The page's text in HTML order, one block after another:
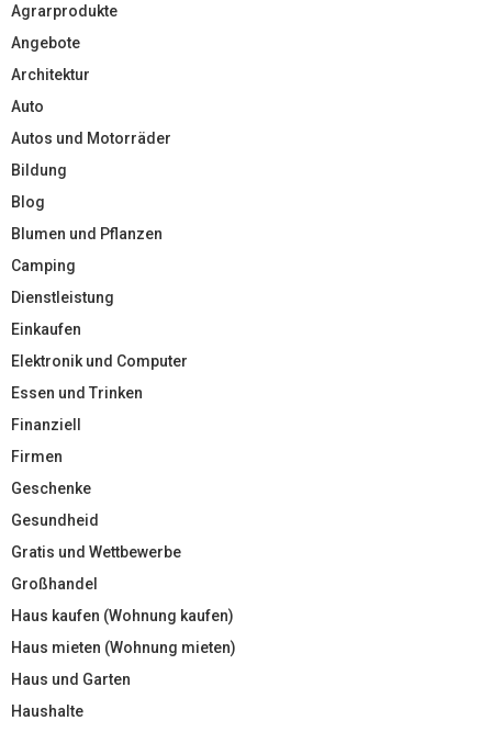
Agrarprodukte
Angebote
Architektur
Auto
Autos und Motorräder
Bildung
Blog
Blumen und Pflanzen
Camping
Dienstleistung
Einkaufen
Elektronik und Computer
Essen und Trinken
Finanziell
Firmen
Geschenke
Gesundheid
Gratis und Wettbewerbe
Großhandel
Haus kaufen (Wohnung kaufen)
Haus mieten (Wohnung mieten)
Haus und Garten
Haushalte